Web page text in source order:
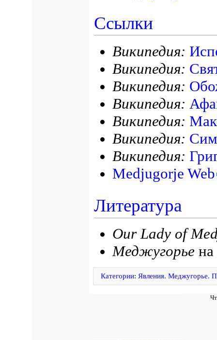
Ссылки
Википедия:
Википедия:
Википедия:
Википедия:
Википедия:
Википедия:
Википедия:
Medjugorje Web
Литература
Our Lady of
Меджугорье на
Категории: Явления. Меджугорье.